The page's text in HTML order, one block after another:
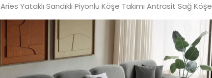
Aries Yataklı Sandıklı Piyonlu Köşe Takımı Antrasit Sağ Köşe